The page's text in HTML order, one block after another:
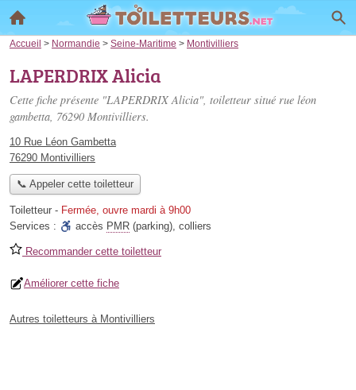
Accueil > Normandie > Seine-Maritime > Montivilliers
LAPERDRIX Alicia
Cette fiche présente "LAPERDRIX Alicia", toiletteur situé rue léon
gambetta, 76290 Montivilliers.
10 Rue Léon Gambetta
76290 Montivilliers
📞 Appeler cette toiletteur
Toiletteur - Fermée, ouvre mardi à 9h00
Services :
accès PMR (parking), colliers
Recommander cette toiletteur
Améliorer cette fiche
Autres toiletteurs à Montivilliers